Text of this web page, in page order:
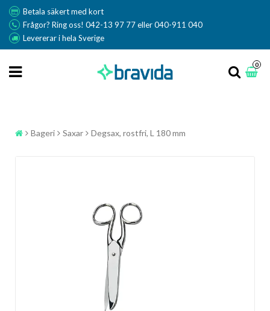
Betala säkert med kort
Frågor? Ring oss! 042-13 97 77 eller 040-911 040
Levererar i hela Sverige
0
Bageri Saxar Degsax, rostfri, L 180 mm